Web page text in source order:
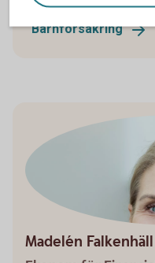
Barnförsäkring
Madelén Falkenhäll